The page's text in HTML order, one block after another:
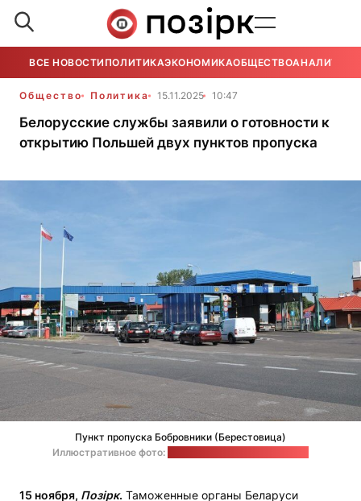
ВСЕ НОВОСТИ ПОЛИТИКАЭКОНОМИКАОБЩЕСТВОАНАЛИТИКА
Общество Политика 15.11.2025 10:47
Белорусские службы заявили о готовности к
открытию Польшей двух пунктов пропуска
Пункт пропуска Бобровники (Берестовица)
Иллюстративное фото:
15 ноября, Позірк. Таможенные органы Беларуси